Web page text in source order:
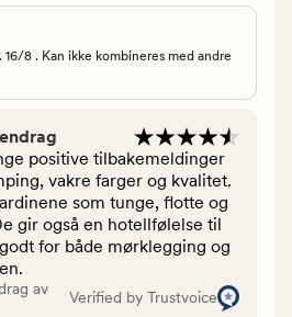
8 . Kan ikke kombineres med andre
positive tilbakemeldinger
vakre farger og kvalitet.
som tunge, flotte og
gir også en hotellfølelse til
for både mørklegging og
av
Verified by Trustvoice